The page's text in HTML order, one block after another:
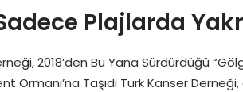
Plajlarda
2018’den Bu Yana Sürdürdüğü
Ormanı’na Taşıdı Türk Kanser